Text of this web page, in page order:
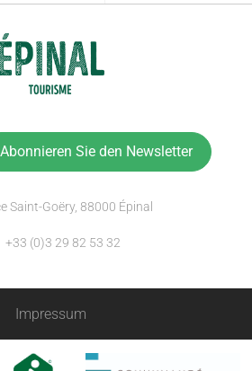
Abonnieren Sie den Newsletter
Saint-Goëry, 88000 Épinal
+33 (0)3 29 82 53 32
Impressum